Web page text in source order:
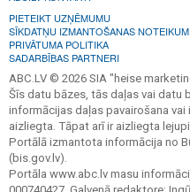
PIETEIKT UZŅĒMUMU
SĪKDATŅU IZMANTOŠANAS
PRIVĀTUMA POLITIKA
SADARBĪBAS PARTNERI
ABC.LV © 2026 SIA "heise
Šīs datu bāzes, tās daļas vai datu
informācijas daļas pavairošana
aizliegta. Tāpat arī ir aizliegta
Portālā izmantota informācija no
(bis.gov.lv).
Portāla www.abc.lv masu